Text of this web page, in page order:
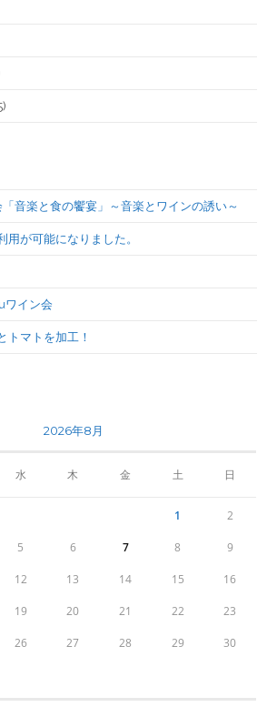
音楽と食の饗宴」～音楽とワインの誘い～
用が可能になりました。
ワイン会
トマトを加工！
2026年8月
水 木 金 土 日
1 2
5 6 7 8 9
12 13 14 15 16
19 20 21 22 23
26 27 28 29 30